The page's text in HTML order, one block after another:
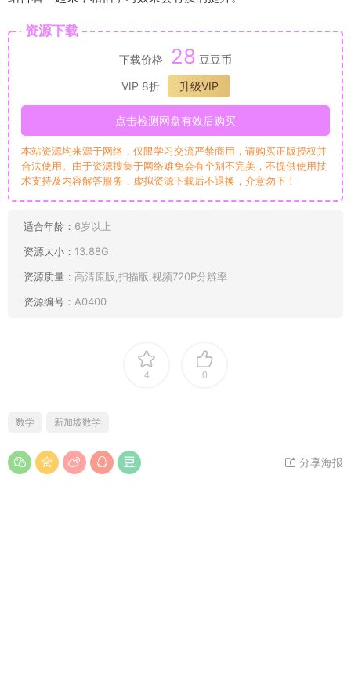
资源下载
下载价格 28 豆豆币
VIP 8折
升级VIP
点击检测网盘有效后购买
本站资源均来源于网络，仅限学习交流严禁商用，请购买正版授权并
合法使用。由于资源搜集于网络难免会有个别不完美，不提供使用技
术支持及内容解答服务，虚拟资源下载后不退换，介意勿下！
适合年龄： 6岁以上
资源大小： 13.88G
资源质量： 高清原版,扫描版,视频720P分辨率
资源编号： A0400
4 0
数学 新加坡数学
分享海报